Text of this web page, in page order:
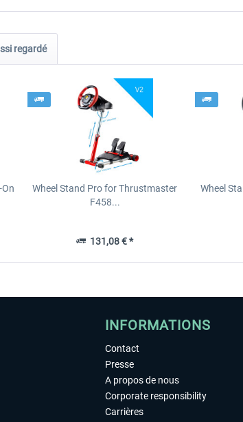
regardé
Wheel Stand Pro for Thrustmaster
F458...
131,08 € *
Wheel
INFORMATIONS
Contact
Presse
A propos de nous
Corporate responsibility
Carrières